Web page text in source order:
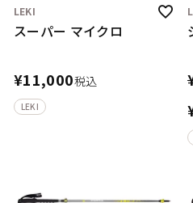
LEKI
スーパー マイクロ
¥11,000税込
LEKI